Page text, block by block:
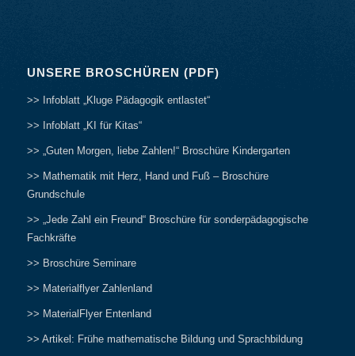
UNSERE BROSCHÜREN (PDF)
>> Infoblatt „Kluge Pädagogik entlastet“
>> Infoblatt „KI für Kitas“
>> „Guten Morgen, liebe Zahlen!“ Broschüre Kindergarten
>> Mathematik mit Herz, Hand und Fuß – Broschüre
Grundschule
>> „Jede Zahl ein Freund“ Broschüre für sonderpädagogische
Fachkräfte
>> Broschüre Seminare
>> Materialflyer Zahlenland
>> MaterialFlyer Entenland
>> Artikel: Frühe mathematische Bildung und Sprachbildung